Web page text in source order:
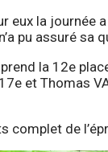
eux la journée
pu assuré sa
prend la 12e
et Thomas
complet de